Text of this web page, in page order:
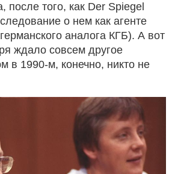
после того, как Der Spiegel
о нем как агенте
аналога КГБ). А вот
ждало совсем другое
в 1990-м, конечно, никто не